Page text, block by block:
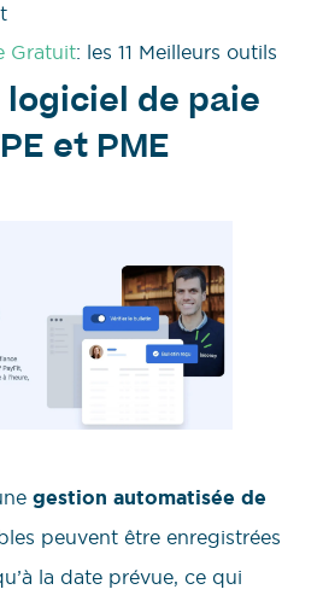
Gratuit: les 11 Meilleurs outils
logiciel de paie
et PME
gestion automatisée de
peuvent être enregistrées
la date prévue, ce qui